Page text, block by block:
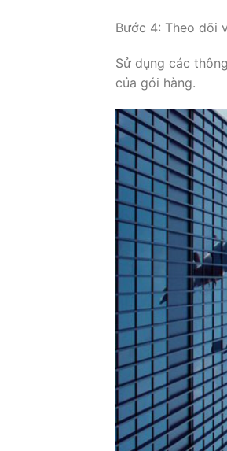
Bước 4: Theo dõi
Sử dụng các
của gói hàng.